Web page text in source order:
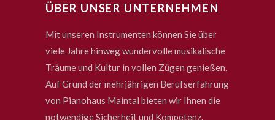
ÜBER UNSER UNTERNEHMEN
Mit unseren Instrumenten können Sie über
viele Jahre hinweg wundervolle musikalische
Träume und Kultur in vollen Zügen genießen.
Auf Grund der mehrjährigen Berufserfahrung
von Pianohaus Maintal bieten wir Ihnen die
notwendige Sicherheit und Kompetenz.